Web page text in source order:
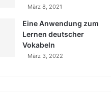
März 8, 2021
Eine Anwendung zum
Lernen deutscher
Vokabeln
März 3, 2022